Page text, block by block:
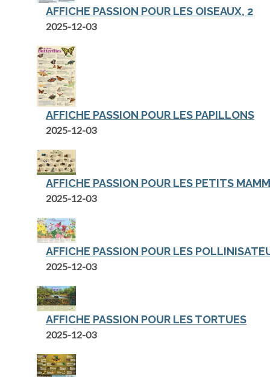
AFFICHE PASSION POUR LES OISEAUX, 2
2025-12-03
AFFICHE PASSION POUR LES PAPILLONS
2025-12-03
AFFICHE PASSION POUR LES PETITS
2025-12-03
AFFICHE PASSION POUR LES
2025-12-03
AFFICHE PASSION POUR LES TORTUES
2025-12-03